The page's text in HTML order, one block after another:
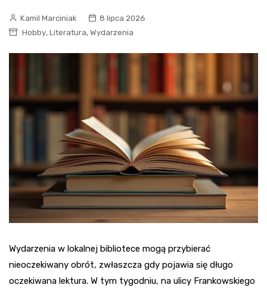
Kamil Marciniak
8 lipca 2026
Hobby, Literatura, Wydarzenia
Wydarzenia w lokalnej bibliotece mogą przybierać
nieoczekiwany obrót, zwłaszcza gdy pojawia się długo
oczekiwana lektura. W tym tygodniu, na ulicy Frankowskiego